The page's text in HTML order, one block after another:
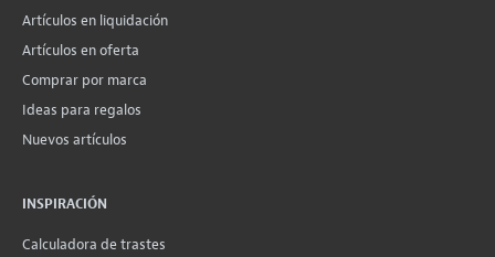
Artículos en liquidación
Artículos en oferta
Comprar por marca
Ideas para regalos
Nuevos artículos
INSPIRACIÓN
Calculadora de trastes